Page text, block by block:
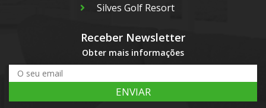
Silves Golf Resort
Receber Newsletter
Obter mais informações
ENVIAR